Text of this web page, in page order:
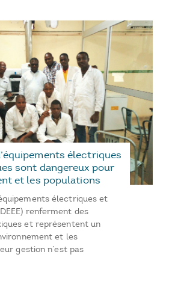
électriques
sont dangereux pour
et les populations
électriques et
renferment des
et représentent un
et les
gestion n’est pas